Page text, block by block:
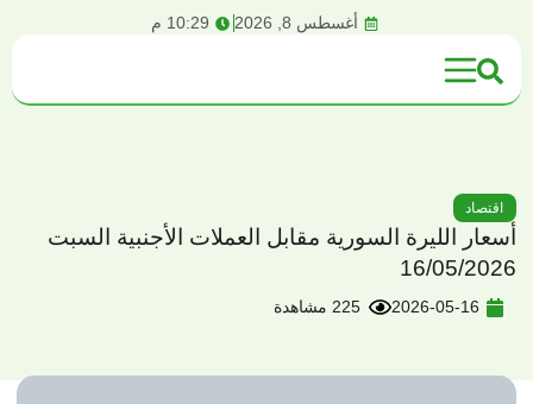
أغسطس 8, 2026 10:29 م
اقتصاد
أسعار الليرة السورية مقابل العملات الأجنبية السبت
16/05/2026
2026-05-16 225 مشاهدة